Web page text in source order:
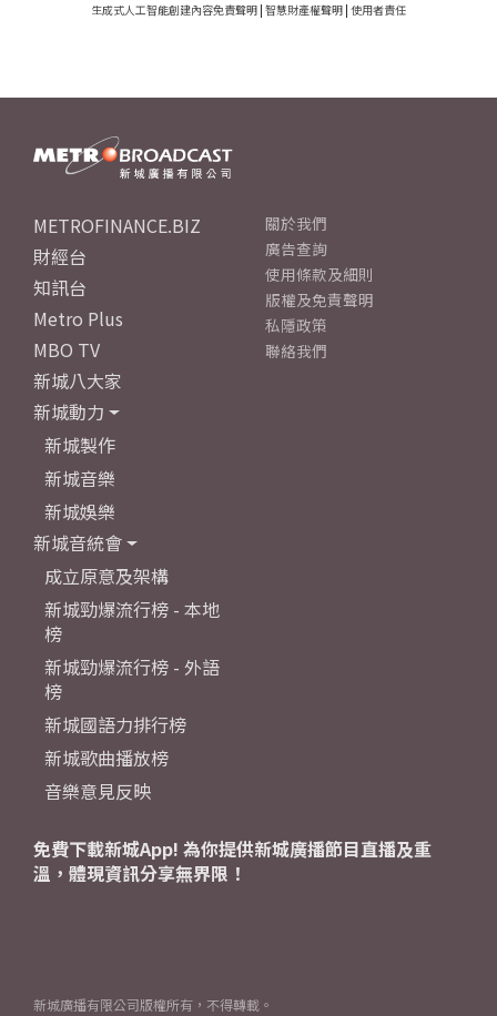
生成式人工智能創建內容免責聲明 | 智慧財產權聲明 | 使用者責任
METROFINANCE.BIZ
財經台
知訊台
Metro Plus
MBO TV
新城八大家
新城動力
新城製作
新城音樂
新城娛樂
新城音統會
成立原意及架構
新城勁爆流行榜 - 本地
榜
新城勁爆流行榜 - 外語
榜
新城國語力排行榜
新城歌曲播放榜
音樂意見反映
關於我們
廣告查詢
使用條款及細則
版權及免責聲明
私隱政策
聯絡我們
免費下載新城App! 為你提供新城廣播節目直播及重
溫，體現資訊分享無界限！
新城廣播有限公司版權所有，不得轉載。